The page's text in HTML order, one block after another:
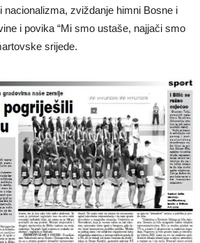
zviždanje himni Bosne i
i povika “Mi smo ustaše, najjači smo
srijede.